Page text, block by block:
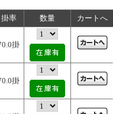
掛率 数量 カートへ
掛
掛